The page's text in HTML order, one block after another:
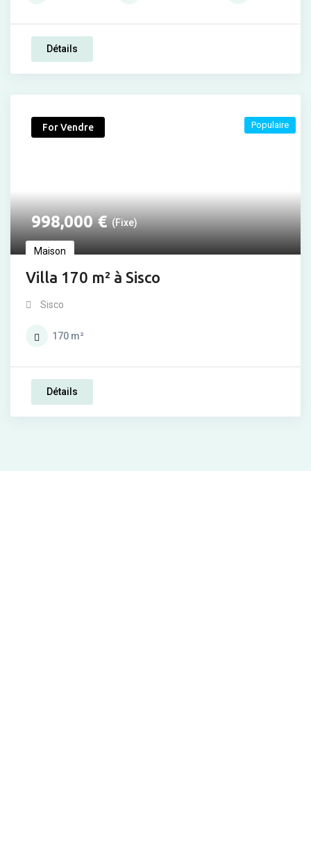
Détails
For Vendre
998,000€ (Fixe)
Maison
Villa 170 m² à Sisco
Populaire
Sisco
170 m²
Détails